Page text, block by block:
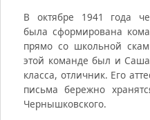
В октябре 1941 года
была сформирована
прямо со школьной
этой команде был и
класса, отличник. Его
письма бережно
Чернышковского.